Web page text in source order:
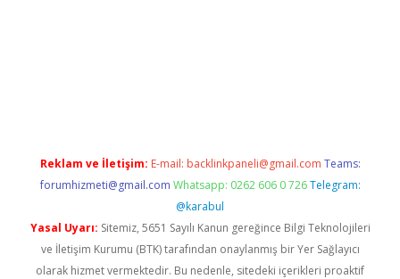
Reklam ve İletişim: E-mail: backlinkpaneli@gmail.com Teams:
forumhizmeti@gmail.com Whatsapp: 0262 606 0 726 Telegram:
@karabul
Yasal Uyarı: Sitemiz, 5651 Sayılı Kanun gereğince Bilgi Teknolojileri
ve İletişim Kurumu (BTK) tarafından onaylanmış bir Yer Sağlayıcı
olarak hizmet vermektedir. Bu nedenle, sitedeki içerikleri proaktif